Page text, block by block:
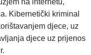
Kibernetički kriminal
djece, uz
djece uz prijenos